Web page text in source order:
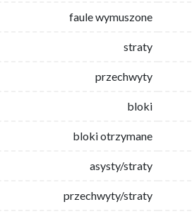
faule wymuszone
straty
przechwyty
bloki
bloki otrzymane
asysty/straty
przechwyty/straty